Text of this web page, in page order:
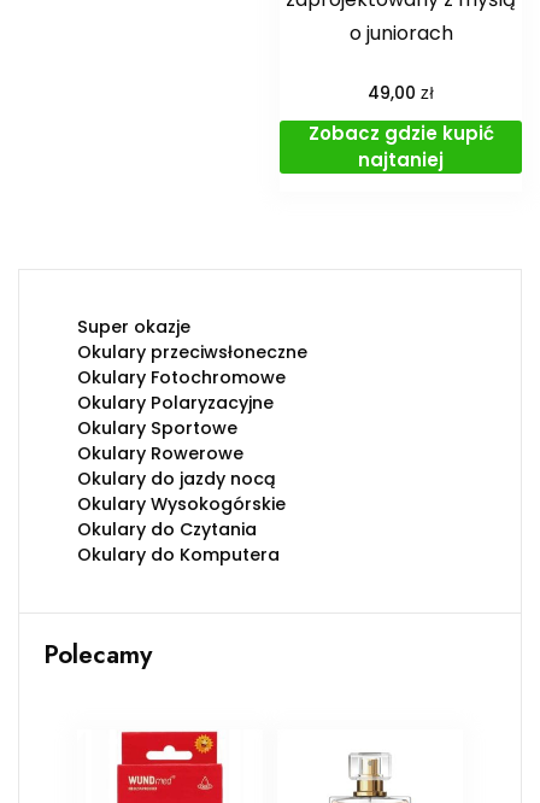
o juniorach
49,00zł
Zobacz gdzie kupić
najtaniej
Super okazje
Okulary przeciwsłoneczne
Okulary Fotochromowe
Okulary Polaryzacyjne
Okulary Sportowe
Okulary Rowerowe
Okulary do jazdy nocą
Okulary Wysokogórskie
Okulary do Czytania
Okulary do Komputera
Polecamy